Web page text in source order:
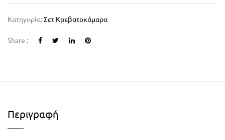
Κατηγορία:Σετ Κρεβατοκάμαρα
Share :
Περιγραφή